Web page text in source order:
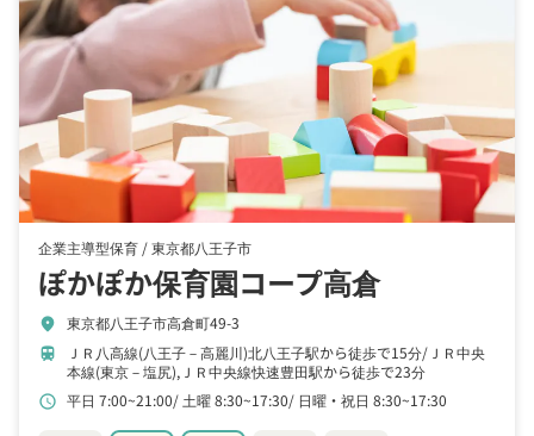
企業主導型保育 /東京都八王子市
ぽかぽか保育園コープ高倉
location_on 東京都八王子市高倉町49-3
train ＪＲ八高線(八王子－高麗川)北八王子駅から徒歩で15分
ＪＲ中央
本線(東京－塩尻),ＪＲ中央線快速豊田駅から徒歩で23分
schedule 平日 7:00~21:00 土曜 8:30~17:30 日曜・祝日 8:30~17:30